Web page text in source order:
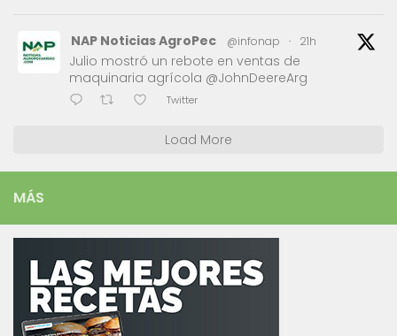
NAP Noticias AgroPec @infonap · 21h
Julio mostró un rebote en ventas de
maquinaria agrícola @JohnDeereArg
Twitter
Load More
MÁS